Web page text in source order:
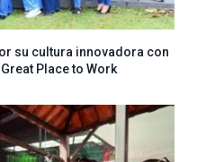
su cultura innovadora con
Place to Work